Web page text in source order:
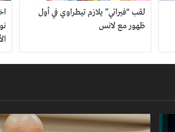
لقب “فيراتي” يلازم تيطراوي في أول
ظهور مع لانس